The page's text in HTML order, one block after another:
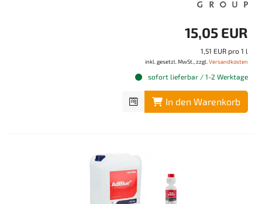
15,05 EUR
1,51 EUR pro 1 l
inkl. gesetzl. MwSt., zzgl.Versandkosten
sofort lieferbar / 1-2 Werktage
In den Warenkorb